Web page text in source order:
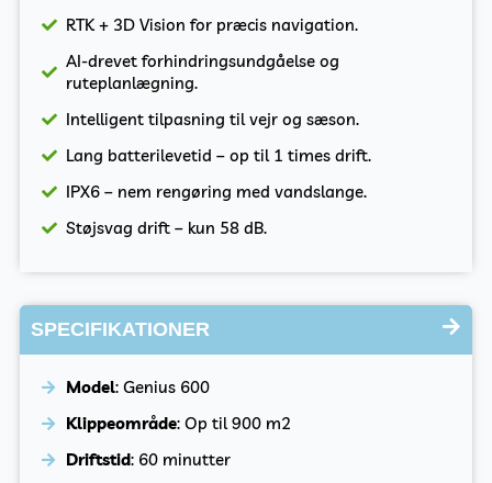
RTK + 3D Vision for præcis navigation.
AI-drevet forhindringsundgåelse og
ruteplanlægning.
Intelligent tilpasning til vejr og sæson.
Lang batterilevetid – op til 1 times drift.
IPX6 – nem rengøring med vandslange.
Støjsvag drift – kun 58 dB.
SPECIFIKATIONER
Model: Genius 600
Klippeområde: Op til 900 m2
Driftstid: 60 minutter